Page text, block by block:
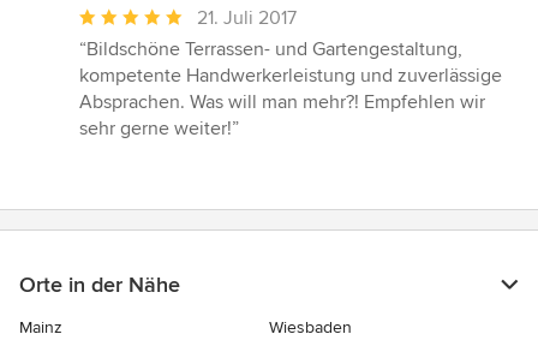
Durchschnittliche
Bewertung:
5
von
5
21. Juli 2017
“Bildschöne Terrassen- und Gartengestaltung,
kompetente Handwerkerleistung und zuverlässige
Absprachen. Was will man mehr?! Empfehlen wir
sehr gerne weiter!”
Orte in der Nähe
Mainz
Wiesbaden